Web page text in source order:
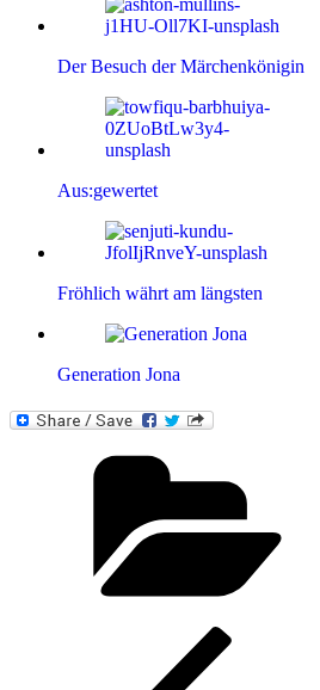
Der Besuch der Märchenkönigin
Aus:gewertet
Fröhlich währt am längsten
Generation Jona
Beitragsnavigation